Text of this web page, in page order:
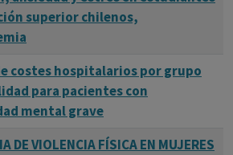
superior chilenos,
costes hospitalarios por grupo
para pacientes con
mental grave
DE VIOLENCIA FÍSICA EN MUJERES